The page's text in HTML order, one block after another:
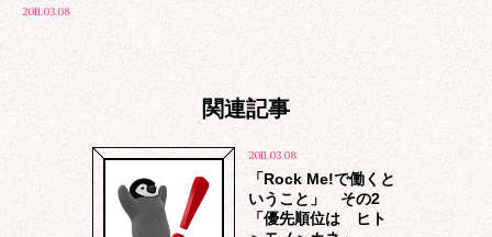
当社及び第三者よりの商品、サービスの
ご案内、勧誘
マーケティング調査、分析
他、各サービス個別に定める目的のため
2011.03.08
関連記事
「Rock Me!で働くと
いうこと」 その2
「優先順位は ヒト
2011.03.08